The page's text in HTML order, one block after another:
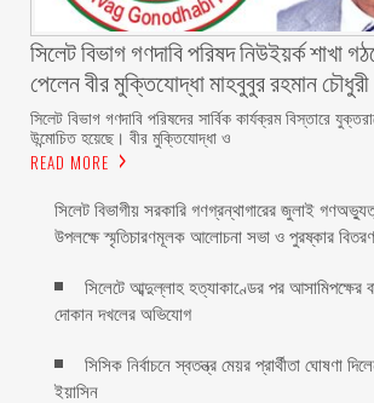
সিলেট বিভাগ গণদাবি পরিষদ নিউইয়র্ক শাখা
পেলেন বীর মুক্তিযোদ্ধা মাহবুবুর রহমান চৌধুরী ‎ ‎
‎সিলেট বিভাগ গণদাবি পরিষদের সার্বিক কার্যক্রম বিস্তারে
উন্মোচিত হয়েছে। বীর মুক্তিযোদ্ধা ও
READ MORE
সিলেট বিভাগীয় সরকারি গণগ্রন্থাগারের জুলাই
উপলক্ষে স্মৃতিচারণমূলক আলোচনা সভা ও পুরষ্কার বিতরণ ‎ ‎
সিলেটে আব্দুল্লাহ হত্যাকাণ্ডের পর আসামিপক্ষের
দোকান দখলের অভিযোগ
সিসিক নির্বাচনে স্বতন্ত্র মেয়র প্রার্থীতা ঘোষণা
ইয়াসিন